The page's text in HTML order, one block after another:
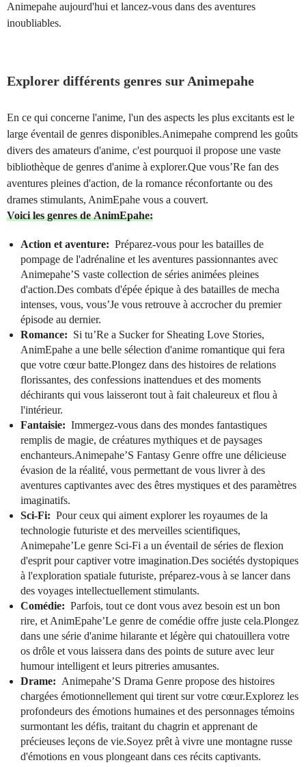
Animepahe aujourd'hui et lancez-vous dans des aventures
inoubliables.
Explorer différents genres sur Animepahe
En ce qui concerne l'anime, l'un des aspects les plus excitants est le
large éventail de genres disponibles.Animepahe comprend les goûts
divers des amateurs d'anime, c'est pourquoi il propose une vaste
bibliothèque de genres d'anime à explorer.Que vous’Re fan des
aventures pleines d'action, de la romance réconfortante ou des
drames stimulants, AnimEpahe vous a couvert.
Voici les genres de AnimEpahe:
Action et aventure: Préparez-vous pour les batailles de
pompage de l'adrénaline et les aventures passionnantes avec
Animepahe’S vaste collection de séries animées pleines
d'action.Des combats d'épée épique à des batailles de mecha
intenses, vous, vous’Je vous retrouve à accrocher du premier
épisode au dernier.
Romance: Si tu’Re a Sucker for Sheating Love Stories,
AnimEpahe a une belle sélection d'anime romantique qui fera
que votre cœur batte.Plongez dans des histoires de relations
florissantes, des confessions inattendues et des moments
déchirants qui vous laisseront tout à fait chaleureux et flou à
l'intérieur.
Fantaisie: Immergez-vous dans des mondes fantastiques
remplis de magie, de créatures mythiques et de paysages
enchanteurs.Animepahe’S Fantasy Genre offre une délicieuse
évasion de la réalité, vous permettant de vous livrer à des
aventures captivantes avec des êtres mystiques et des paramètres
imaginatifs.
Sci-Fi: Pour ceux qui aiment explorer les royaumes de la
technologie futuriste et des merveilles scientifiques,
Animepahe’Le genre Sci-Fi a un éventail de séries de flexion
d'esprit pour captiver votre imagination.Des sociétés dystopiques
à l'exploration spatiale futuriste, préparez-vous à se lancer dans
des voyages intellectuellement stimulants.
Comédie: Parfois, tout ce dont vous avez besoin est un bon
rire, et AnimEpahe’Le genre de comédie offre juste cela.Plongez
dans une série d'anime hilarante et légère qui chatouillera votre
os drôle et vous laissera dans des points de suture avec leur
humour intelligent et leurs pitreries amusantes.
Drame: Animepahe’S Drama Genre propose des histoires
chargées émotionnellement qui tirent sur votre cœur.Explorez les
profondeurs des émotions humaines et des personnages témoins
surmontant les défis, traitant du chagrin et apprenant de
précieuses leçons de vie.Soyez prêt à vivre une montagne russe
d'émotions en vous plongeant dans ces récits captivants.